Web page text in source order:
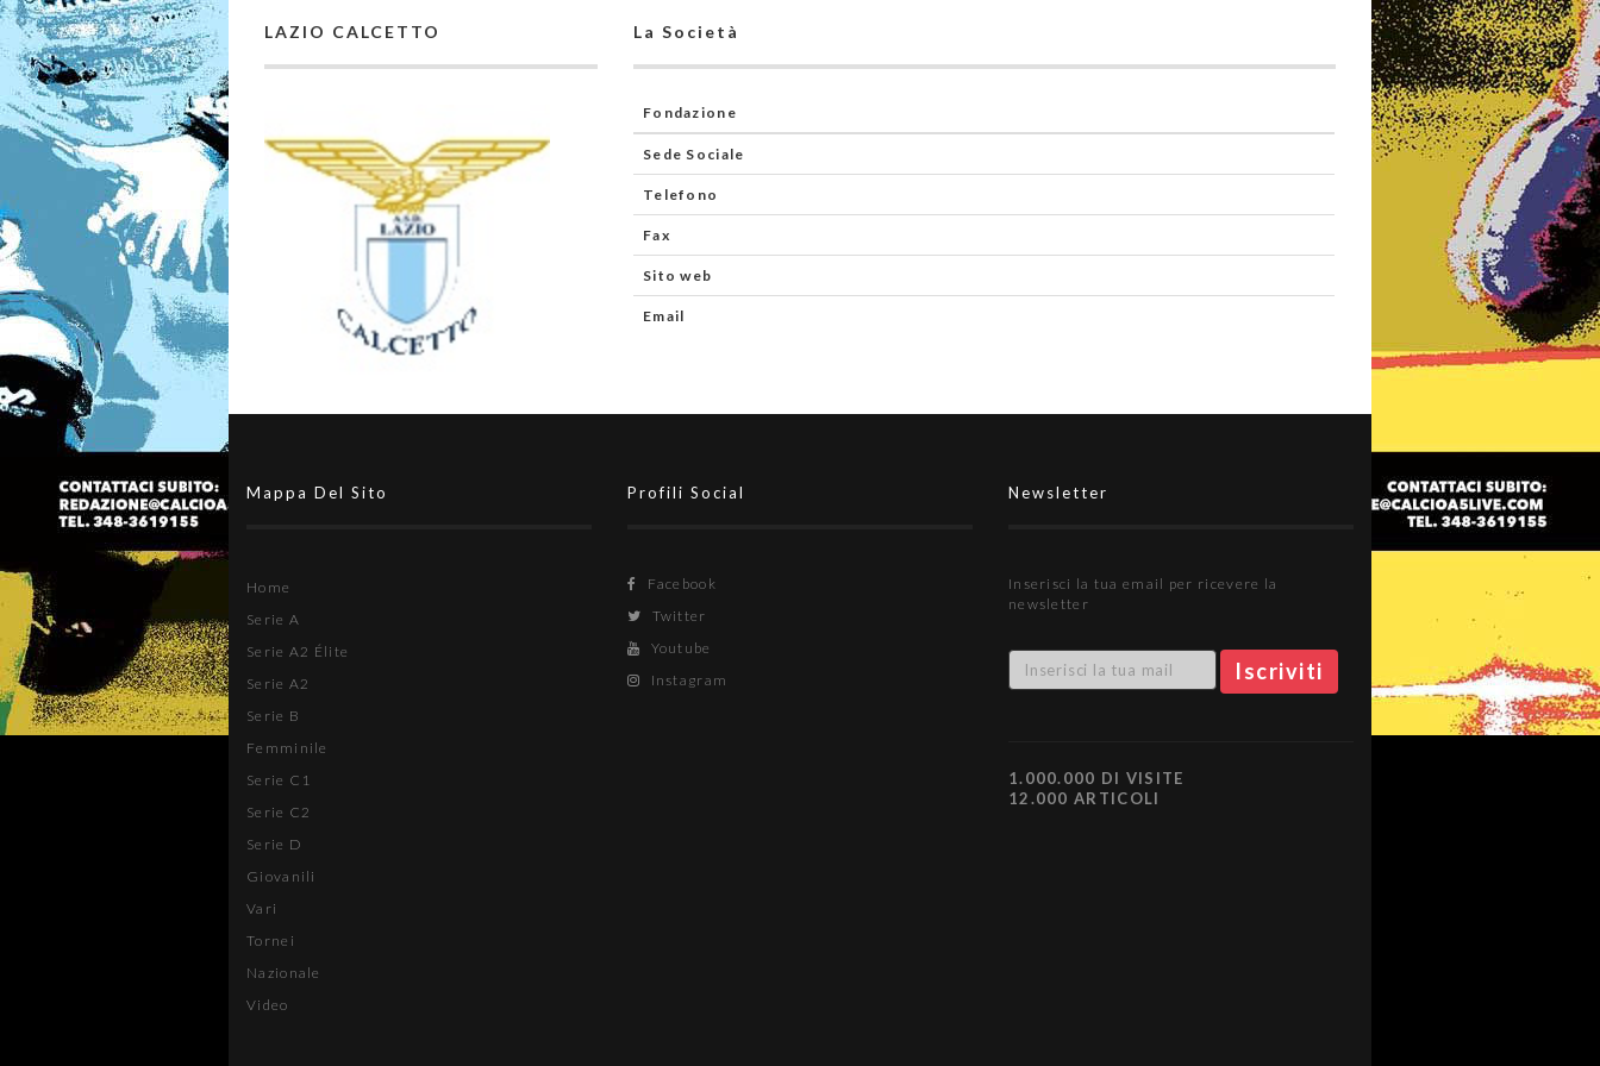
LAZIO CALCETTO La Società
Fondazione
Sede Sociale
Telefono
Fax
Sito web
Email
Mappa Del Sito
Home
Serie A
Serie A2 Élite
Serie A2
Serie B
Femminile
Serie C1
Serie C2
Serie D
Giovanili
Vari
Tornei
Nazionale
Video
Profili Social
Facebook
Twitter
Youtube
Instagram
Newsletter
Inserisci la tua email per ricevere la
newsletter
1.000.000 DI VISITE
12.000 ARTICOLI